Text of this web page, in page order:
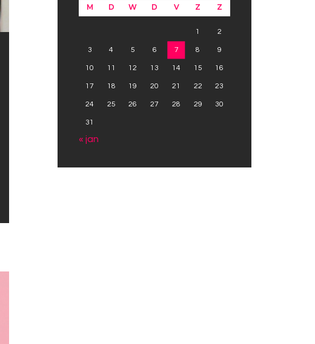
M D W D V Z Z
1 2
3 4 5 6 7 8 9
10 11 12 13 14 15 16
17 18 19 20 21 22 23
24 25 26 27 28 29 30
31
« jan